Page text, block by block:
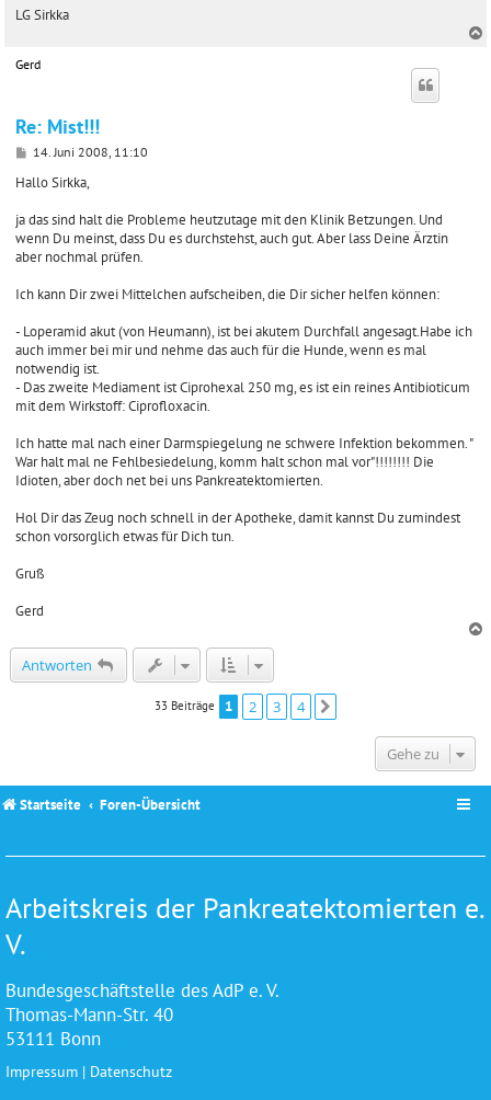
LG Sirkka
Gerd
Re: Mist!!!
B
i
a
g
14. Juni 2008, 11:10
Hallo Sirkka,
ja das sind halt die Probleme heutzutage mit den Klinik Betzungen. Und
wenn Du meinst, dass Du es durchstehst, auch gut. Aber lass Deine Ärztin
aber nochmal prüfen.
Ich kann Dir zwei Mittelchen aufscheiben, die Dir sicher helfen können:
- Loperamid akut (von Heumann), ist bei akutem Durchfall angesagt.Habe ich
auch immer bei mir und nehme das auch für die Hunde, wenn es mal
notwendig ist.
- Das zweite Mediament ist Ciprohexal 250 mg, es ist ein reines Antibioticum
mit dem Wirkstoff: Ciprofloxacin.
Ich hatte mal nach einer Darmspiegelung ne schwere Infektion bekommen. "
War halt mal ne Fehlbesiedelung, komm halt schon mal vor"!!!!!!!! Die
Idioten, aber doch net bei uns Pankreatektomierten.
Hol Dir das Zeug noch schnell in der Apotheke, damit kannst Du zumindest
schon vorsorglich etwas für Dich tun.
Gruß
Gerd
Antworten
33 Beiträge 1 2 3 4
Gehe zu
Startseite Foren-Übersicht
Arbeitskreis der Pankreatektomierten e.
V.
Bundesgeschäftstelle des AdP e. V.
Thomas-Mann-Str. 40
53111 Bonn
Impressum | Datenschutz